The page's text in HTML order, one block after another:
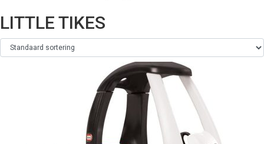
LITTLE TIKES